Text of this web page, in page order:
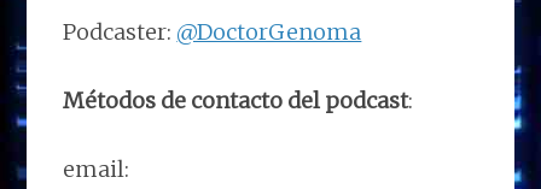
Podcaster: @DoctorGenoma
Métodos de contacto del podcast:
email: